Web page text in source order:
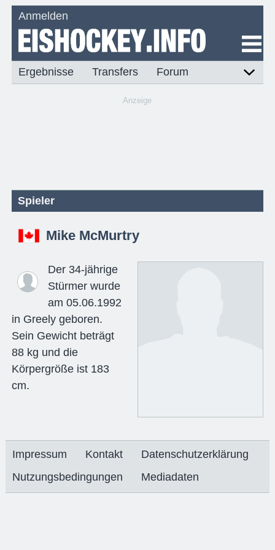
Anmelden
Ergebnisse Transfers Forum
Anzeige
Spieler
Mike McMurtry
Der 34-jährige
Stürmer wurde
am 05.06.1992
in Greely geboren.
Sein Gewicht beträgt
88 kg und die
Körpergröße ist 183
cm.
Impressum Kontakt
Datenschutzerklärung
Nutzungsbedingungen
Mediadaten